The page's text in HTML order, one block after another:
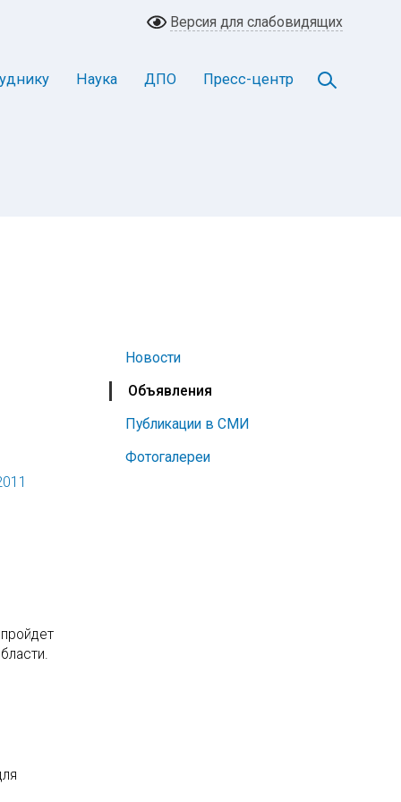
Версия для слабовидящих
Наука ДПО Пресс-центр
Новости
Объявления
Публикации в СМИ
Фотогалереи